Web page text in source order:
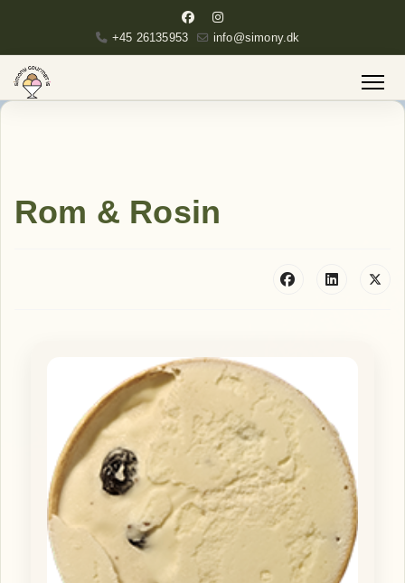
+45 26135953 info@simony.dk
Rom & Rosin